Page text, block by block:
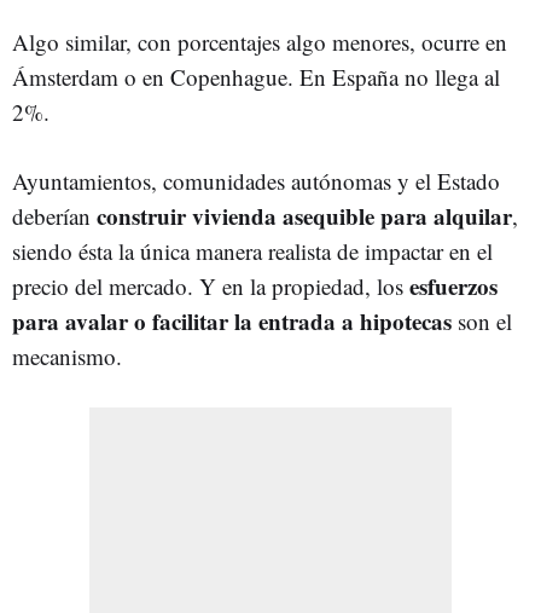
Algo similar, con porcentajes algo menores, ocurre en
Ámsterdam o en Copenhague. En España no llega al
2%.
Ayuntamientos, comunidades autónomas y el Estado
deberían construir vivienda asequible para alquilar,
siendo ésta la única manera realista de impactar en el
precio del mercado. Y en la propiedad, los esfuerzos
para avalar o facilitar la entrada a hipotecas son el
mecanismo.